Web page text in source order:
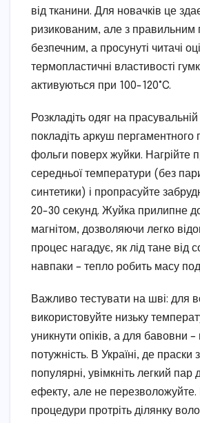
від тканини. Для новачків це
ризикованим, але з правильним
безпечним, а просунуті читачі
термопластичні властивості
активуються при 100-120°C.
Розкладіть одяг на
покладіть аркуш пергаментного
фольги поверх жуйки. Нагрійте
середньої температури (без
синтетики) і пропрасуйте
20-30 секунд. Жуйка прилипне
магнітом, дозволяючи легко
процес нагадує, як лід тане від
навпаки – тепло робить масу
Важливо тестувати на шві: для
використовуйте низьку
уникнути опіків, а для бавовни –
потужність. В Україні, де праски
популярні, увімкніть легкий пар
ефекту, але не перезволожуйте.
процедури протріть ділянку